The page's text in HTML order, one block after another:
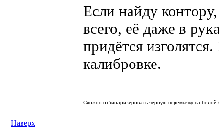
Если найду
всего, её даже в
придётся
калибровке.
Наверх
Сложно отбинаризировать черную перемычку на белой